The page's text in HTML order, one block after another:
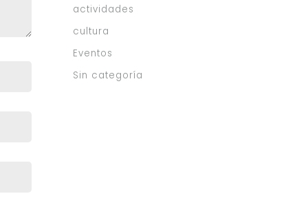
actividades
cultura
Eventos
Sin categoría